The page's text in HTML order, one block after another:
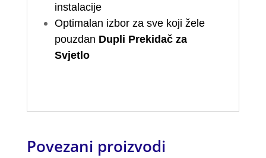
instalacije
Optimalan izbor za sve koji žele
pouzdan Dupli Prekidač za
Svjetlo
Povezani proizvodi